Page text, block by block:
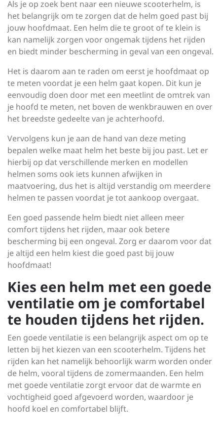
Als je op zoek bent naar een nieuwe scooterhelm, is
het belangrijk om te zorgen dat de helm goed past bij
jouw hoofdmaat. Een helm die te groot of te klein is
kan namelijk zorgen voor ongemak tijdens het rijden
en biedt minder bescherming in geval van een ongeval.
Het is daarom aan te raden om eerst je hoofdmaat op
te meten voordat je een helm gaat kopen. Dit kun je
eenvoudig doen door met een meetlint de omtrek van
je hoofd te meten, net boven de wenkbrauwen en over
het breedste gedeelte van je achterhoofd.
Vervolgens kun je aan de hand van deze meting
bepalen welke maat helm het beste bij jou past. Let er
hierbij op dat verschillende merken en modellen
helmen soms ook iets kunnen afwijken in
maatvoering, dus het is altijd verstandig om meerdere
helmen te passen voordat je tot aankoop overgaat.
Een goed passende helm biedt niet alleen meer
comfort tijdens het rijden, maar ook betere
bescherming bij een ongeval. Zorg er daarom voor dat
je altijd een helm kiest die goed past bij jouw
hoofdmaat!
Kies een helm met een goede
ventilatie om je comfortabel
te houden tijdens het rijden.
Een goede ventilatie is een belangrijk aspect om op te
letten bij het kiezen van een scooterhelm. Tijdens het
rijden kan het namelijk behoorlijk warm worden onder
de helm, vooral tijdens de zomermaanden. Een helm
met goede ventilatie zorgt ervoor dat de warmte en
vochtigheid goed afgevoerd worden, waardoor je
hoofd koel en comfortabel blijft.